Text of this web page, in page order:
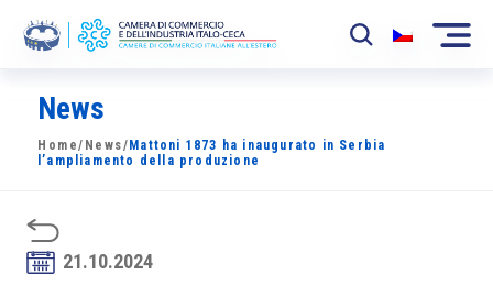
La Camera
News
Sviluppo Mercato
News
Home/ News/ Mattoni 1873 ha inaugurato in Serbia
l’ampliamento della produzione
21.10.2024